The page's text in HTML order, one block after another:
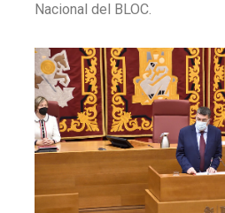
Nacional del BLOC.